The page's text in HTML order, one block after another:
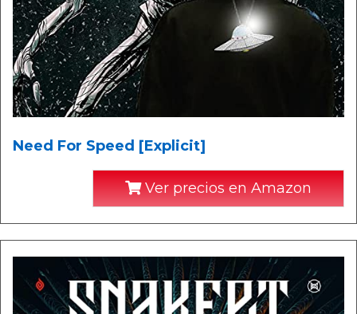
Need For Speed [Explicit]
Ver precios en Amazon